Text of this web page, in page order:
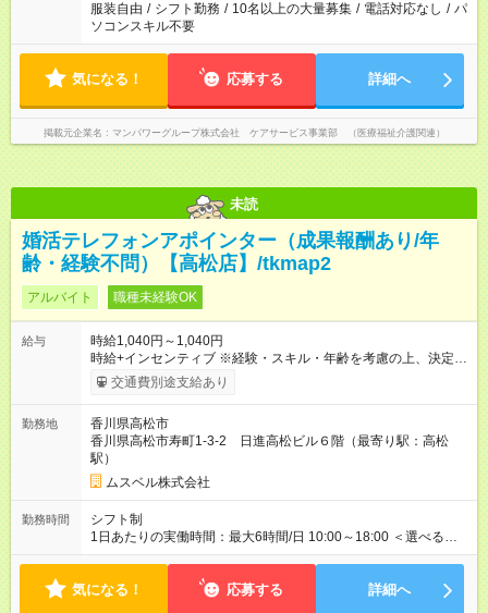
服装自由 / シフト勤務 / 10名以上の大量募集 / 電話対応なし / パ
ソコンスキル不要
気になる！ 応募する 詳細へ
掲載元企業名 マンパワーグループ株式会社 ケアサービス事業部 （医療福祉介護関連）
未読
婚活テレフォンアポインター（成果報酬あり/年
齢・経験不問）【高松店】/tkmap2
アルバイト 職種未経験OK
給与
時給1,040円～1,040円
時給+インセンティブ ※経験・スキル・年齢を考慮の上、決定し
ます。 《成果に応じたインセンティブ支給例》 テレアポ未経
験、入社5ヶ月目の女性パートさんが、時給に加えて、月7万円
果・貢献に応じた報酬制度が導入されています。 ※試用期間は3
ヶ月で、その間は有期契約です。そのほかの条件に変更はあり
ません。 【試用期間】試用期間あり 試用期間の長さ：2ヶ月
※ 雇用形態と給与に、本採用時と異なる部分があります。 雇用
形態：中途採用（契約社員） 給与：本採用時と同じです。 ※試
用期間は2ヶ月で、その間は有期契約です。そのほかの条件に変
更はありません。 ※月所定労働時間が110時間未満の方は試用期
交通費別途支給あり
勤務地
香川県高松市
香川県高松市寿町1-3-2 日進高松ビル６階（最寄り駅：高松
駅）
ムスベル株式会社
勤務時間
シフト制
1日あたりの実働時間：最大6時間/日 10:00～18:00 ＜選べるシ
フト＞ (1)10:00～16:00 (2)10:00～17:00 (3)10:00～18:00 ◎
（希望シフト制） ◎原則定時退社／残業はほとんどありませ
気になる！ 応募する 詳細へ